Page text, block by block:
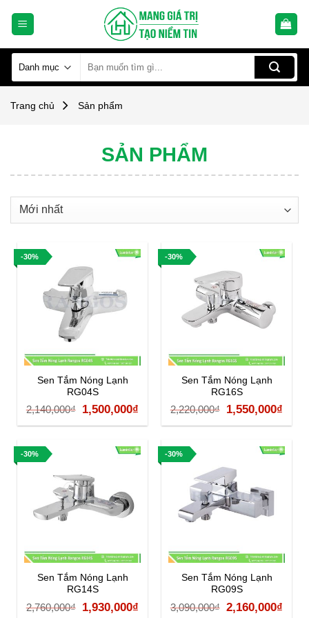
kiếm:
Trang chủ Sản phẩm
SẢN PHẨM
-30%
Sen Tắm Nóng Lạnh
RG04S
2,140,000₫
Giá
gốc
1,500,000₫
hiện
tại
1,500,000₫.
-30%
Sen Tắm Nóng Lạnh
RG16S
2,220,000₫
Giá
gốc
2,220,000₫.
1,550,000₫
hiện
tại
-30%
Sen Tắm Nóng Lạnh
RG14S
2,760,000₫
Giá
1,930,000₫
-30%
Sen Tắm Nóng Lạnh
RG09S
3,090,000₫ Giá
2,160,000₫